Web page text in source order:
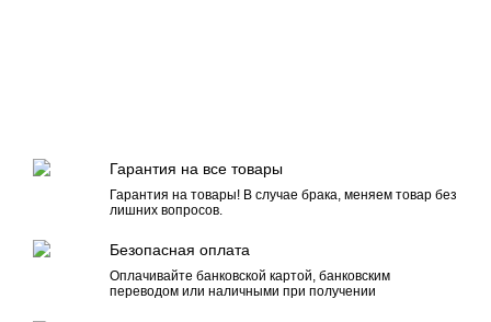
Гарантия на все товары
Гарантия на товары! В случае брака, меняем товар без
лишних вопросов.
Безопасная оплата
Оплачивайте банковской картой, банковским
переводом или наличными при получении